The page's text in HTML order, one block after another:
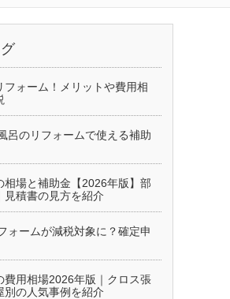
フォーム！メリットや費用相
呂のリフォームで使える補助
相場と補助金【2026年版】部
見積書の見方を紹介
ォームが減税対象に？確定申
費用相場2026年版｜クロス張
別の人気事例を紹介